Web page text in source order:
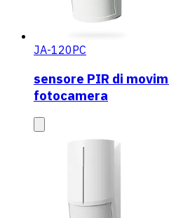
JA-120PC
sensore PIR di
fotocamera